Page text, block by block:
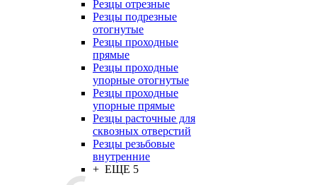
Резцы отрезные
Резцы подрезные
отогнутые
Резцы проходные
прямые
Резцы проходные
упорные отогнутые
Резцы проходные
упорные прямые
Резцы расточные для
сквозных отверстий
Резцы резьбовые
внутренние
+ ЕЩЕ 5